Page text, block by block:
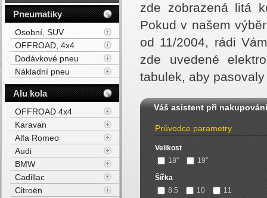
zde zobrazená litá
Pokud v našem
od 11/2004, rádi
zde uvedené
tabulek, aby
Váš asistent při nakupování
Průvodce parametry
Velikost
18"
19"
Šířka
8.5
10 11
Pneumatiky
Osobní, SUV
OFFROAD, 4x4
Dodávkové pneu
Nákladní pneu
Alu kola
OFFROAD 4x4
Karavan
Alfa Romeo
Audi
BMW
Cadillac
Citroën